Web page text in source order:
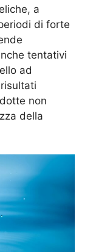
a
di forte
tentativi
ad
non
della